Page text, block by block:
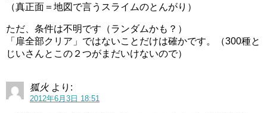
（真正面＝地図で言うスライムのとんがり）
ただ、条件は不明です（ランダムかも？）
「扉全部クリア」ではないことだけは確かです。（300種と
じいさんとこの２つがまだいけないので）
狐火 より:
2012年6月3日 18:51